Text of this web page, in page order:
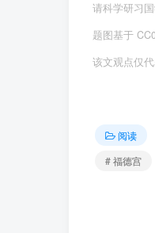
请科学研习
题图基于
该文观点仅
阅读
# 福德宫